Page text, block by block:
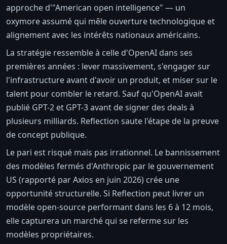
approche d'"American open intelligence" — un
oxymore assumé qui mêle ouverture technologique et
alignement avec les intérêts nationaux américains.
La stratégie ressemble à celle d'OpenAI dans ses
premières années : lever massivement, s'engager sur
l'infrastructure avant d'avoir un produit, et miser sur le
talent pour combler le retard. Sauf qu'OpenAI avait
publié GPT-2 et GPT-3 avant de signer des deals à
plusieurs milliards. Reflection saute l'étape de la preuve
de concept publique.
Le pari est risqué mais pas irrationnel. Le bannissement
des modèles fermés d'Anthropic par le gouvernement
US (rapporté par Axios en juin 2026) crée une
opportunité structurelle. Si Reflection peut livrer un
modèle open-source performant dans les 6 à 12 mois,
elle capturera un marché qui se referme sur les
modèles propriétaires.